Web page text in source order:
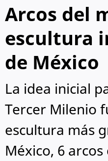
Arcos del
escultura
de México
La idea inicial
Tercer Milenio
escultura más
México, 6